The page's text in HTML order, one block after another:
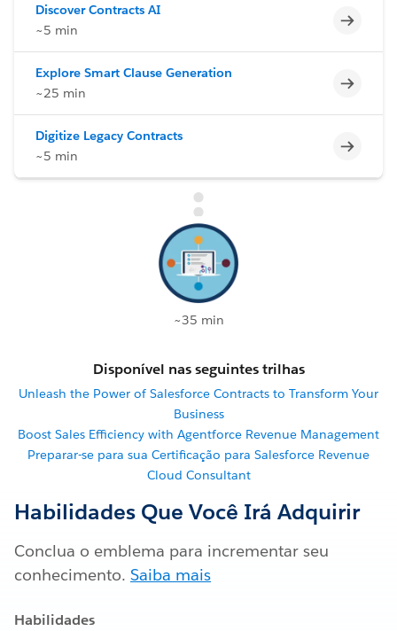
Discover Contracts AI
~5 min
Explore Smart Clause Generation
~25 min
Digitize Legacy Contracts
~5 min
~35 min
Disponível nas seguintes trilhas
Unleash the Power of Salesforce Contracts to Transform Your
Business
Boost Sales Efficiency with Agentforce Revenue Management
Preparar-se para sua Certificação para Salesforce Revenue
Cloud Consultant
Habilidades Que Você Irá Adquirir
Conclua o emblema para incrementar seu
conhecimento. Saiba mais
Habilidades